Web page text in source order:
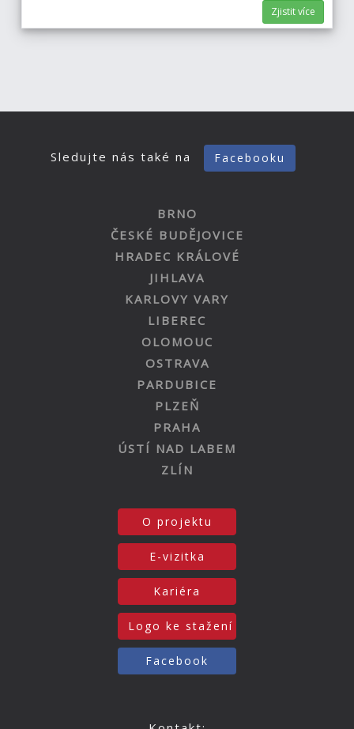
Zjistit více
Sledujte nás také na Facebooku
BRNO
ČESKÉ BUDĚJOVICE
HRADEC KRÁLOVÉ
JIHLAVA
KARLOVY VARY
LIBEREC
OLOMOUC
OSTRAVA
PARDUBICE
PLZEŇ
PRAHA
ÚSTÍ NAD LABEM
ZLÍN
O projektu
E-vizitka
Kariéra
Logo ke stažení
Facebook